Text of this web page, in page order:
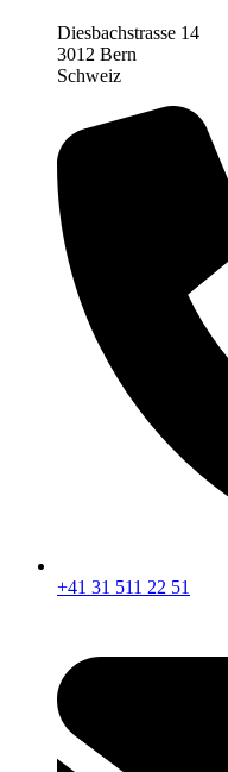
Diesbachstrasse 14
3012 Bern
Schweiz
+41 31 511 22 51